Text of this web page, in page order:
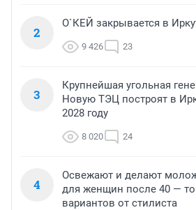
2
О`КЕЙ закрывается в
9 426 23
3
Крупнейшая угольная
Новую ТЭЦ построят в
2028 году
8 020 24
4
Освежают и делают
для женщин после 40 —
вариантов от стилиста